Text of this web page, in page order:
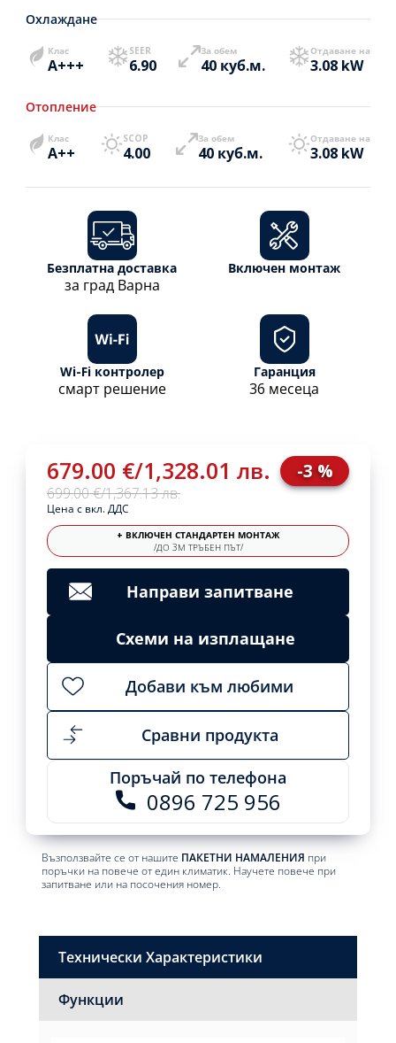
679.00 €/1,328.01 лв.
699.00 €/1,367.13 лв.
-3 %
Цена с вкл. ДДС
+ ВКЛЮЧЕН СТАНДАРТЕН МОНТАЖ
/ДО 3М ТРЪБЕН ПЪТ/
Направи запитване
Схеми на изплащане
Добави към любими
Сравни продукта
Поръчай по телефона
0896 725 956
Възползвайте се от нашите ПАКЕТНИ НАМАЛЕНИЯ при
поръчки на повече от един климатик. Научете повече при
запитване или на посочения номер.
Охлаждане
Клас
A+++
SEER
6.90
За обем
40 куб.м.
Отдаване на
3.08 kW
Отопление
Клас
A++
SCOP
4.00
За обем
40 куб.м.
Отдаване на
3.08 kW
Безплатна доставка
за град Варна
Включен монтаж
Wi-Fi контролер
смарт решение
Гаранция
36 месеца
Технически Характеристики
Функции